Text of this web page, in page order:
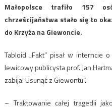
Małopolsce trafiło 157
chrześcijaństwa stało się to
do Krzyża na Giewoncie.
Tabloid „Fakt” pisał w interncie
lewicowy publicysta prof. Jan
zabija! Usunąć z Giewontu”.
– Traktowanie całej tragedii